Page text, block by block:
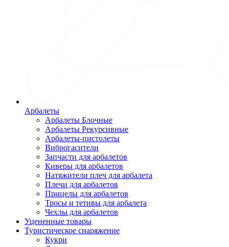
Арбалеты
Арбалеты Блочные
Арбалеты Рекурсивные
Арбалеты-пистолеты
Виброгасители
Запчасти для арбалетов
Киверы для арбалетов
Натяжители плеч для арбалета
Плечи для арбалетов
Прицелы для арбалетов
Тросы и тетивы для арбалета
Чехлы для арбалетов
Уцененные товары
Туристическое снаряжение
Кукри